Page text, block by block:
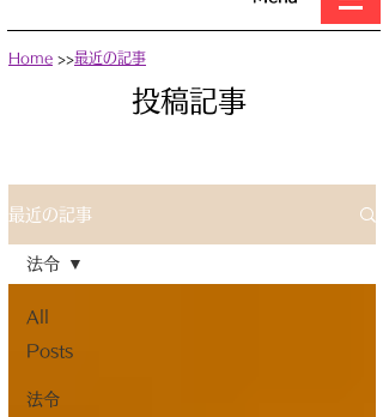
Home >>最近の記事
​投稿記事
最近の記事
All
Posts
法令
法令